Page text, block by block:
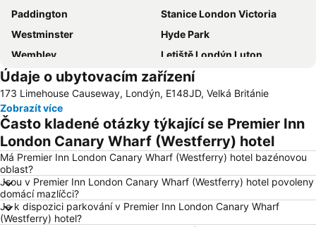
Paddington
Stanice London Victoria
Westminster
Hyde Park
Wembley
Letiště Londýn Luton
Stanice Liverpool
Tottenham
Kings Cross
Stanice Euston
Liverpool Street Metro Station
Covent Garden
Soho
Camden Town
Big Ben
ExCeL
King's Cross Station
Letiště Londýn Gatwick
Emirates Stadium
Stratford Station
Warner Bros Studio Tour
Údaje o ubytovacím zařízení
173 Limehouse Causeway, Londýn, E148JD, Velká Británie
Zobrazít více
Často kladené otázky týkající se Premier Inn
London Canary Wharf (Westferry) hotel
Má Premier Inn London Canary Wharf (Westferry) hotel bazénovou
oblast?
Jsou v Premier Inn London Canary Wharf (Westferry) hotel povoleny
domácí mazlíčci?
Je k dispozici parkování v Premier Inn London Canary Wharf
(Westferry) hotel?